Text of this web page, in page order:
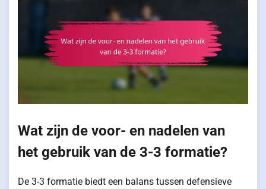
Wat zijn de voor- en nadelen van
het gebruik van de 3-3 formatie?
De 3-3 formatie biedt een balans tussen defensieve